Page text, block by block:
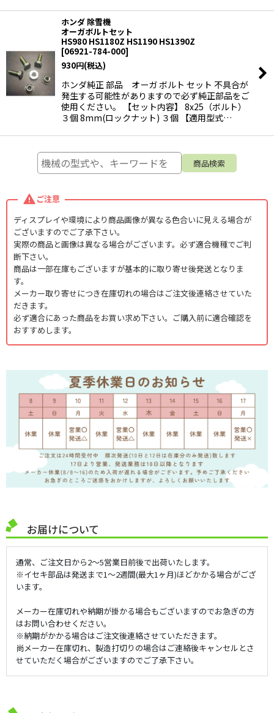
ホンダ 除雪機
オーガボルトセット
HS980 HS1180Z HS1190 HS1390Z
[06921-784-000]
930円(税込)
ホンダ純正 部品 オーガ ボルト セット 不具合が
発生する可能性がありますので必ず純正部品をご
使用ください。 【セット内容】 8x25（ボルト）
３個 8mm(ロックナット) ３個 【適用型式…
ご注意
ディスプレイや環境により商品画像が異なる色合いに見える場合が
ございますのでご了承下さい。
実際の商品と画像は異なる場合がございます。必ず適合機種でご判
断下さい。
商品は一部在庫もございますが基本的に取り寄せ後発送となりま
す。
メーカー取り寄せにつき在庫切れの場合はご注文後連絡させていた
だきます。
必ず適合にあった商品をお買い求め下さい。ご購入前に適合確認を
おすすめします。
お届けについて
通常、ご注文日から2～5営業日前後で出荷いたします。
※イセキ部品は発送まで1～2週間(最大1ヶ月)ほどかかる場合がござ
います。
メーカー在庫切れや納期が掛かる場合もございますのでお急ぎの方
はお問い合わせください。
※納期がかかる場合はご注文後連絡させていただきます。
尚メーカー在庫切れ、製造打切りの場合はご連絡後キャンセルとさ
せていただく場合がございますのでご了承下さい。